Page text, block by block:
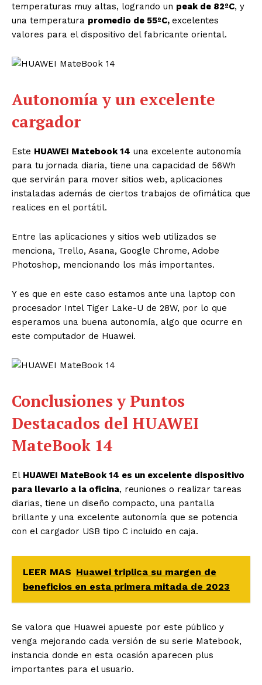
temperaturas muy altas, logrando un peak de 82ºC, y
una temperatura promedio de 55ºC, excelentes
valores para el dispositivo del fabricante oriental.
Autonomía y un excelente
cargador
Este HUAWEI Matebook 14 una excelente autonomía
para tu jornada diaria, tiene una capacidad de 56Wh
que servirán para mover sitios web, aplicaciones
instaladas además de ciertos trabajos de ofimática que
realices en el portátil.
Entre las aplicaciones y sitios web utilizados se
menciona, Trello, Asana, Google Chrome, Adobe
Photoshop, mencionando los más importantes.
Y es que en este caso estamos ante una laptop con
procesador Intel Tiger Lake-U de 28W, por lo que
esperamos una buena autonomía, algo que ocurre en
este computador de Huawei.
Conclusiones y Puntos
Destacados del HUAWEI
MateBook 14
El HUAWEI MateBook 14 es un excelente dispositivo
para llevarlo a la oficina, reuniones o realizar tareas
diarias, tiene un diseño compacto, una pantalla
brillante y una excelente autonomía que se potencia
con el cargador USB tipo C incluido en caja.
LEER MAS Huawei triplica su margen de
beneficios en esta primera mitada de 2023
Se valora que Huawei apueste por este público y
venga mejorando cada versión de su serie Matebook,
instancia donde en esta ocasión aparecen plus
importantes para el usuario.